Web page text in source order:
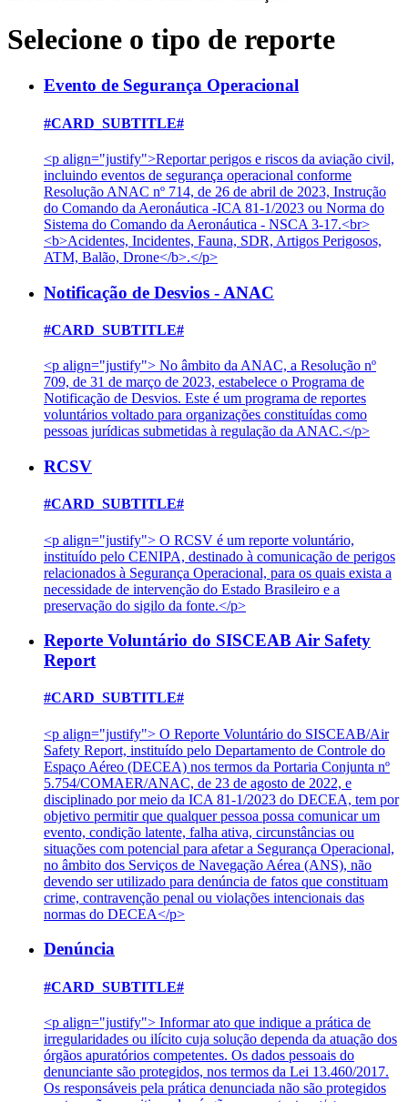
Selecione o tipo de reporte
Evento de Segurança Operacional
#CARD_SUBTITLE#
<p align="justify">Reportar perigos e riscos da aviação civil,
incluindo eventos de segurança operacional conforme
Resolução ANAC nº 714, de 26 de abril de 2023, Instrução
do Comando da Aeronáutica -ICA 81-1/2023 ou Norma do
Sistema do Comando da Aeronáutica - NSCA 3-17.<br>
<b>Acidentes, Incidentes, Fauna, SDR, Artigos Perigosos,
ATM, Balão, Drone</b>.</p>
Notificação de Desvios - ANAC
#CARD_SUBTITLE#
<p align="justify"> No âmbito da ANAC, a Resolução nº
709, de 31 de março de 2023, estabelece o Programa de
Notificação de Desvios. Este é um programa de reportes
voluntários voltado para organizações constituídas como
pessoas jurídicas submetidas à regulação da ANAC.</p>
RCSV
#CARD_SUBTITLE#
<p align="justify"> O RCSV é um reporte voluntário,
instituído pelo CENIPA, destinado à comunicação de perigos
relacionados à Segurança Operacional, para os quais exista a
necessidade de intervenção do Estado Brasileiro e a
preservação do sigilo da fonte.</p>
Reporte Voluntário do SISCEAB Air Safety
Report
#CARD_SUBTITLE#
<p align="justify"> O Reporte Voluntário do SISCEAB/Air
Safety Report, instituído pelo Departamento de Controle do
Espaço Aéreo (DECEA) nos termos da Portaria Conjunta nº
5.754/COMAER/ANAC, de 23 de agosto de 2022, e
disciplinado por meio da ICA 81-1/2023 do DECEA, tem por
objetivo permitir que qualquer pessoa possa comunicar um
evento, condição latente, falha ativa, circunstâncias ou
situações com potencial para afetar a Segurança Operacional,
no âmbito dos Serviços de Navegação Aérea (ANS), não
devendo ser utilizado para denúncia de fatos que constituam
crime, contravenção penal ou violações intencionais das
normas do DECEA</p>
Denúncia
#CARD_SUBTITLE#
<p align="justify"> Informar ato que indique a prática de
irregularidades ou ilícito cuja solução dependa da atuação dos
órgãos apuratórios competentes. Os dados pessoais do
denunciante são protegidos, nos termos da Lei 13.460/2017.
Os responsáveis pela prática denunciada não são protegidos